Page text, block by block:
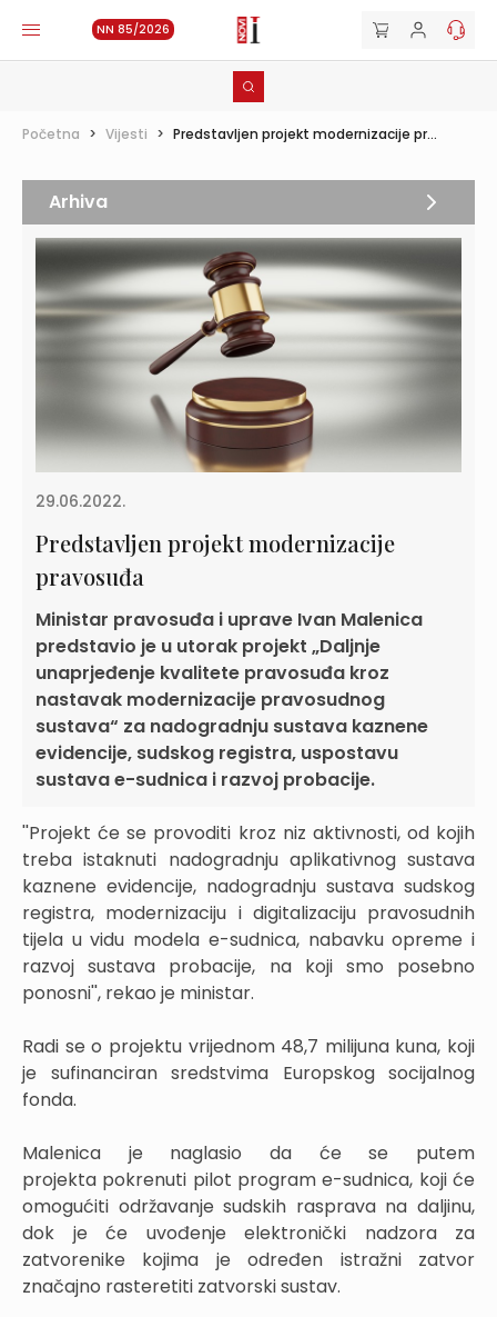
NN 85/2026
Početna > Vijesti > Predstavljen projekt modernizacije pr...
29.06.2022.
Predstavljen projekt modernizacije
pravosuđa
Ministar pravosuđa i uprave Ivan Malenica
predstavio je u utorak projekt „Daljnje
unaprjeđenje kvalitete pravosuđa kroz
nastavak modernizacije pravosudnog
sustava“ za nadogradnju sustava kaznene
evidencije, sudskog registra, uspostavu
sustava e-sudnica i razvoj probacije.
''Projekt će se provoditi kroz niz aktivnosti, od kojih
treba istaknuti nadogradnju aplikativnog sustava
kaznene evidencije, nadogradnju sustava sudskog
registra, modernizaciju i digitalizaciju pravosudnih
tijela u vidu modela e-sudnica, nabavku opreme i
razvoj sustava probacije, na koji smo posebno
ponosni'', rekao je ministar.
Radi se o projektu vrijednom 48,7 milijuna kuna, koji
je sufinanciran sredstvima Europskog socijalnog
fonda.
Malenica je naglasio da će se putem
projekta pokrenuti pilot program e-sudnica, koji će
omogućiti održavanje sudskih rasprava na daljinu,
dok je će uvođenje elektronički nadzora za
zatvorenike kojima je određen istražni zatvor
značajno rasteretiti zatvorski sustav.
Arhiva